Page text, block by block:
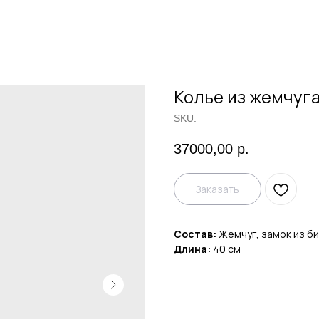
Колье из
SKU:
37000,00 р.
Заказать
Состав: Жемчуг, замок из
Длина: 40 см